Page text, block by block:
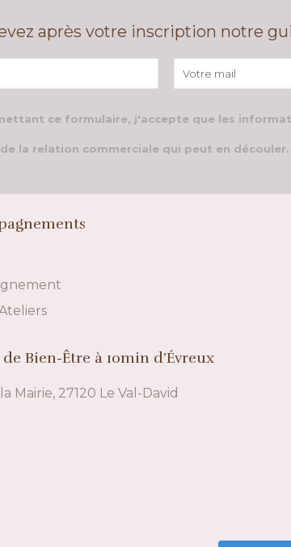
après votre inscription notre
ce formulaire, j'accepte que les
la relation commerciale qui peut en découler.
Bien-Être à 10min d’Évreux
Mairie, 27120 Le Val-David